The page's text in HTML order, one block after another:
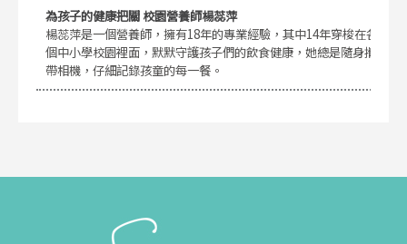
為孩子的健康把關 校園營養師楊蕊萍
楊蕊萍是一個營養師，擁有18年的專業經驗，其中14年穿梭在各
個中小學校園裡面，默默守護孩子們的飲食健康，她總是隨身攜
帶相機，仔細記錄孩童的每一餐。